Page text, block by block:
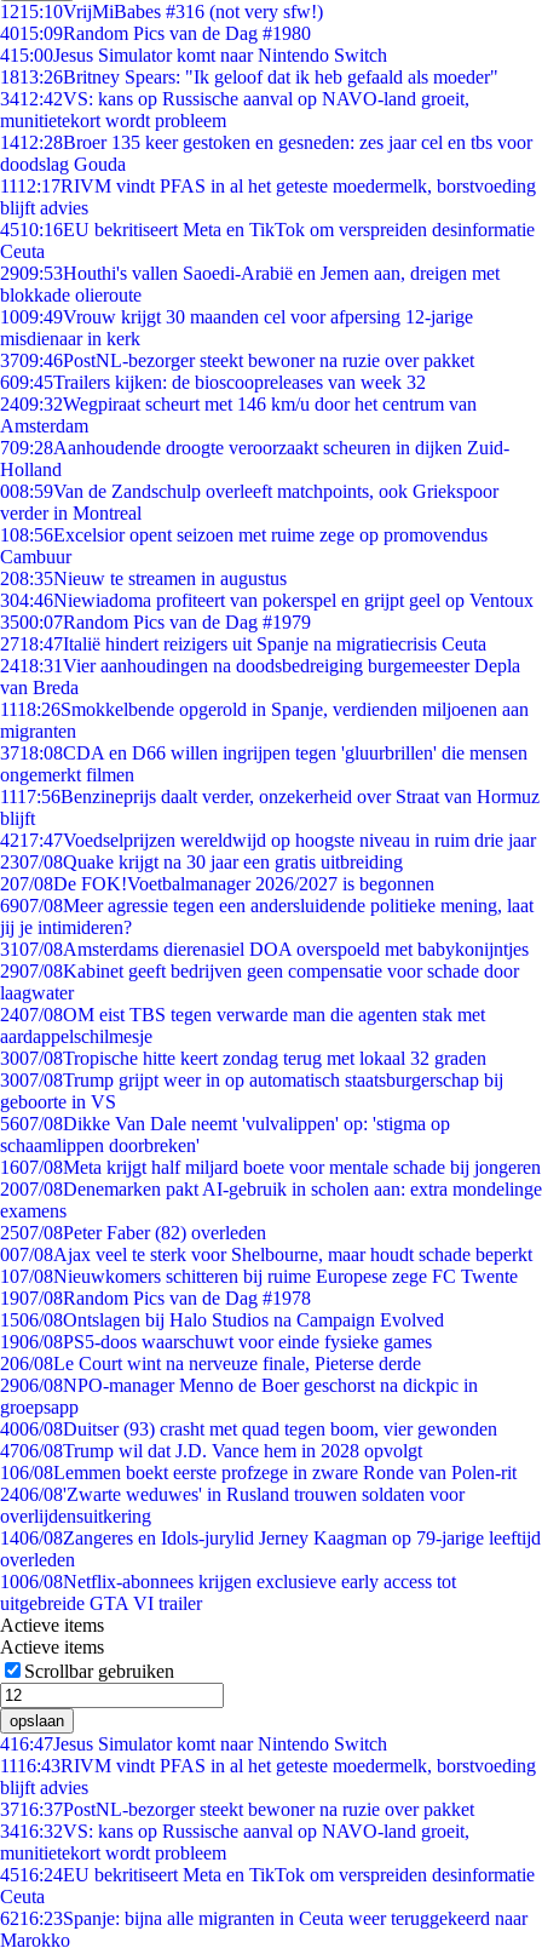
1215:10VrijMiBabes #316 (not very sfw!)
4015:09Random Pics van de Dag #1980
415:00Jesus Simulator komt naar Nintendo Switch
1813:26Britney Spears: "Ik geloof dat ik heb gefaald als moeder"
3412:42VS: kans op Russische aanval op NAVO-land groeit,
munitietekort wordt probleem
1412:28Broer 135 keer gestoken en gesneden: zes jaar cel en tbs voor
doodslag Gouda
1112:17RIVM vindt PFAS in al het geteste moedermelk, borstvoeding
blijft advies
4510:16EU bekritiseert Meta en TikTok om verspreiden desinformatie
Ceuta
2909:53Houthi's vallen Saoedi-Arabië en Jemen aan, dreigen met
blokkade olieroute
1009:49Vrouw krijgt 30 maanden cel voor afpersing 12-jarige
misdienaar in kerk
3709:46PostNL-bezorger steekt bewoner na ruzie over pakket
609:45Trailers kijken: de bioscoopreleases van week 32
2409:32Wegpiraat scheurt met 146 km/u door het centrum van
Amsterdam
709:28Aanhoudende droogte veroorzaakt scheuren in dijken Zuid-
Holland
008:59Van de Zandschulp overleeft matchpoints, ook Griekspoor
verder in Montreal
108:56Excelsior opent seizoen met ruime zege op promovendus
Cambuur
208:35Nieuw te streamen in augustus
304:46Niewiadoma profiteert van pokerspel en grijpt geel op Ventoux
3500:07Random Pics van de Dag #1979
2718:47Italië hindert reizigers uit Spanje na migratiecrisis Ceuta
2418:31Vier aanhoudingen na doodsbedreiging burgemeester Depla
van Breda
1118:26Smokkelbende opgerold in Spanje, verdienden miljoenen aan
migranten
3718:08CDA en D66 willen ingrijpen tegen 'gluurbrillen' die mensen
ongemerkt filmen
1117:56Benzineprijs daalt verder, onzekerheid over Straat van Hormuz
blijft
4217:47Voedselprijzen wereldwijd op hoogste niveau in ruim drie jaar
2307/08Quake krijgt na 30 jaar een gratis uitbreiding
207/08De FOK!Voetbalmanager 2026/2027 is begonnen
6907/08Meer agressie tegen een andersluidende politieke mening, laat
jij je intimideren?
3107/08Amsterdams dierenasiel DOA overspoeld met babykonijntjes
2907/08Kabinet geeft bedrijven geen compensatie voor schade door
laagwater
2407/08OM eist TBS tegen verwarde man die agenten stak met
aardappelschilmesje
3007/08Tropische hitte keert zondag terug met lokaal 32 graden
3007/08Trump grijpt weer in op automatisch staatsburgerschap bij
geboorte in VS
5607/08Dikke Van Dale neemt 'vulvalippen' op: 'stigma op
schaamlippen doorbreken'
1607/08Meta krijgt half miljard boete voor mentale schade bij jongeren
2007/08Denemarken pakt AI-gebruik in scholen aan: extra mondelinge
examens
2507/08Peter Faber (82) overleden
007/08Ajax veel te sterk voor Shelbourne, maar houdt schade beperkt
107/08Nieuwkomers schitteren bij ruime Europese zege FC Twente
1907/08Random Pics van de Dag #1978
1506/08Ontslagen bij Halo Studios na Campaign Evolved
1906/08PS5-doos waarschuwt voor einde fysieke games
206/08Le Court wint na nerveuze finale, Pieterse derde
2906/08NPO-manager Menno de Boer geschorst na dickpic in
groepsapp
4006/08Duitser (93) crasht met quad tegen boom, vier gewonden
4706/08Trump wil dat J.D. Vance hem in 2028 opvolgt
106/08Lemmen boekt eerste profzege in zware Ronde van Polen-rit
2406/08'Zwarte weduwes' in Rusland trouwen soldaten voor
overlijdensuitkering
1406/08Zangeres en Idols-jurylid Jerney Kaagman op 79-jarige leeftijd
overleden
1006/08Netflix-abonnees krijgen exclusieve early access tot
uitgebreide GTA VI trailer
Actieve items
Actieve items
Scrollbar gebruiken
opslaan
416:47Jesus Simulator komt naar Nintendo Switch
1116:43RIVM vindt PFAS in al het geteste moedermelk, borstvoeding
blijft advies
3716:37PostNL-bezorger steekt bewoner na ruzie over pakket
3416:32VS: kans op Russische aanval op NAVO-land groeit,
munitietekort wordt probleem
4516:24EU bekritiseert Meta en TikTok om verspreiden desinformatie
Ceuta
6216:23Spanje: bijna alle migranten in Ceuta weer teruggekeerd naar
Marokko